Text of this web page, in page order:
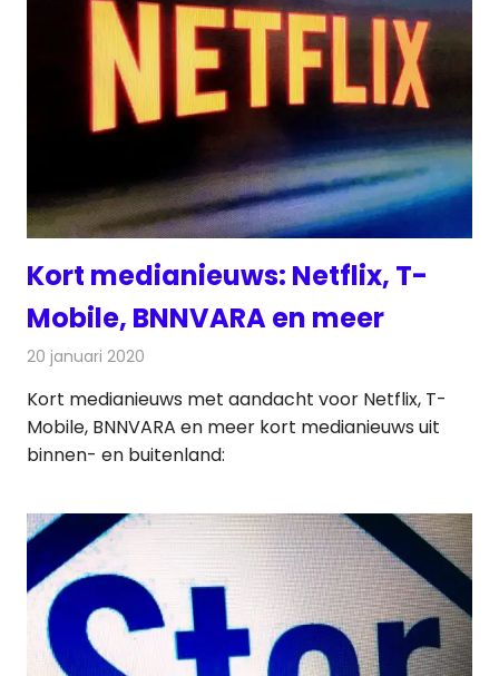
Kort medianieuws: Netflix, T-
Mobile, BNNVARA en meer
20 januari 2020
Kort medianieuws met aandacht voor Netflix, T-
Mobile, BNNVARA en meer kort medianieuws uit
binnen- en buitenland: